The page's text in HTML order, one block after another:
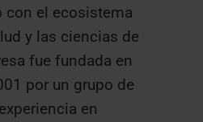
con el ecosistema
y las ciencias de
fue fundada en
por un grupo de
en